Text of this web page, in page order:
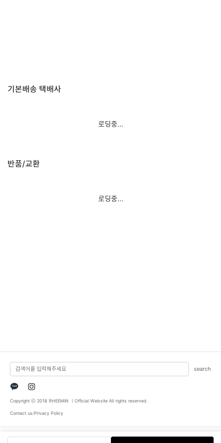
기본배송 택배사
로딩중...
반품/교환
로딩중...
search
TALK
Copyright ⓒ 2018 RHEEMIN ㅣOfficial Website All rights reserved.
Contact us/Privacy Policy
COMPANY : RHEEMIN / CEO : MIN KYOUNG LEE / Personal information : JIN SUNG JU / ADDRESS : 83,